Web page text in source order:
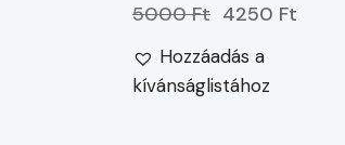
5000 Ft 4250 Ft
Hozzáadás a
kívánságlistához